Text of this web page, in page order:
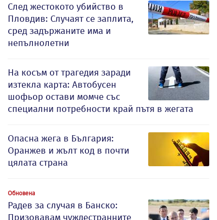
След жестокото убийство в
Пловдив: Случаят се заплита,
сред задържаните има и
непълнолетни
На косъм от трагедия заради
изтекла карта: Автобусен
шофьор остави момче със
специални потребности край пътя в жегата
Опасна жега в България:
Оранжев и жълт код в почти
цялата страна
Обновена
Радев за случая в Банско:
Призовавам чуждестранните